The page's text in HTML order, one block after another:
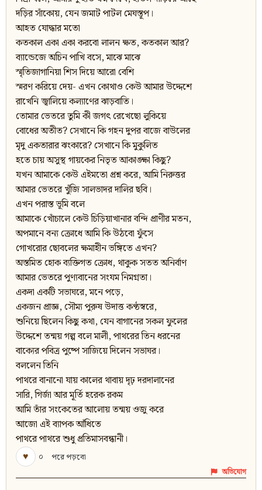
দড়ির সাঁকোয়, যেন জমাট পাটল মেঘস্তূপ।
আহত যোদ্ধার মতো
কতকাল একা একা করবো লালন ক্ষত, কতকাল আর?
ব্যান্ডেজে অচিন পাখি বসে, মাঝে মাঝে
স্মৃতিজাগানিয়া শিস দিয়ে আরো বেশি
স্মরণ করিয়ে দেয়- এখন কোথাও কেউ আমার উদ্দেশে
রাখেনি জ্বালিয়ে কল্যাণের ঝাড়বাতি।
তোমার ভেতরে তুমি কী জগৎ রেখেছো লুকিয়ে
বোধের অতীত? সেখানে কি গহন দুপর বাজে বাউলের
মৃদু একতারার ঝংকারে? সেখানে কি মুকুলিত
হতে চায় অসুস্থ গায়কের নিভৃত আকাঙ্ক্ষা কিছু?
যখন আমাকে কেউ এইমতো প্রশ্ন করে, আমি নিরুত্তর
আমার ভেতরে খুঁজি সালভাদর দালির ছবি।
এখন পরাস্ত ভূমি বলে
আমাকে খোঁচালে কেউ চিড়িয়াখানার বন্দি প্রাণীর মতন,
অপমানে বন্য ক্রোধে আমি কি উঠবো ফুঁসে
গোখরোর ছোবলের ক্ষমাহীন ভঙ্গিতে এখন?
অস্তমিত হোক ব্যক্তিগত ক্রোধ, থাকুক সতত অনির্বাণ
আমার ভেতরে পুণ্যবানের সংযম নিমগ্নতা।
একদা একটি সভাঘরে, মনে পড়ে,
একজন প্রাজ্ঞ, সৌম্য পুরুষ উদাত্ত কণ্ঠস্বরে,
শুনিয়ে ছিলেন কিছু কথা, যেন বাগানের সকল ফুলের
উদ্দেশে তন্ময় গল্প বলে মালী, পাথরের তিন ধরনের
বাক্যের পবিত্র পুষ্পে সাজিয়ে দিলেন সভাঘর।
বললেন তিনি
পাথরে বানানো যায় কালের থাবায় দৃঢ় দরদালানের
সারি, গির্জা আর মূর্তি হরেক রকম
আমি তাঁর সংকেতের আলোয় তন্ময় ওজু করে
আজো এই ব্যাপক আঁধিতে
পাথরে পাথরে শুধু প্রতিমাসবন্ধানী।
♥
০ পরে পড়বো
অভিযোগ